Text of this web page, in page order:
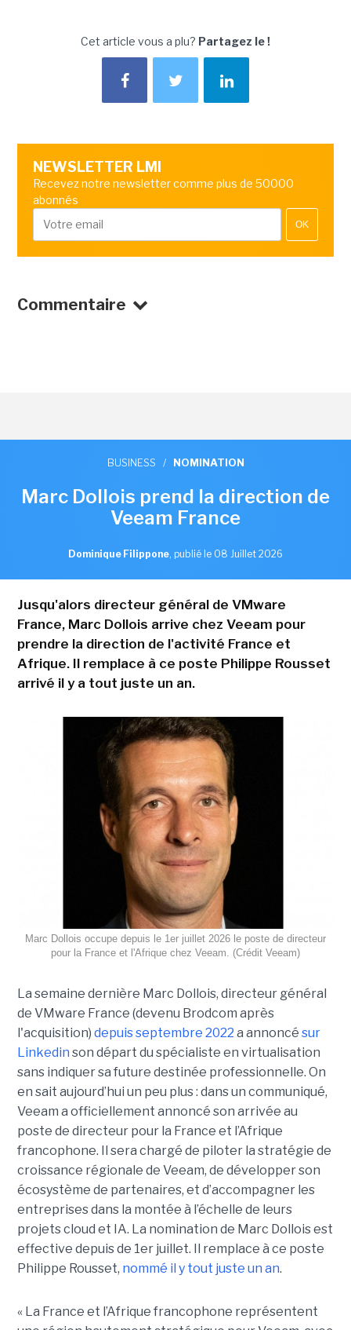
Cet article vous a plu? Partagez le !
NEWSLETTER LMI
Recevez notre newsletter comme plus de 50000
abonnés
OK
Commentaire
BUSINESS / NOMINATION
Marc Dollois prend la direction de
Veeam France
Dominique Filippone, publié le 08 Juillet 2026
Jusqu'alors directeur général de VMware
France, Marc Dollois arrive chez Veeam pour
prendre la direction de l'activité France et
Afrique. Il remplace à ce poste Philippe Rousset
arrivé il y a tout juste un an.
Marc Dollois occupe depuis le 1er juillet 2026 le poste de directeur
pour la France et l'Afrique chez Veeam. (Crédit Veeam)
La semaine dernière Marc Dollois, directeur général
de VMware France (devenu Brodcom après
l'acquisition) depuis septembre 2022 a annoncé sur
Linkedin son départ du spécialiste en virtualisation
sans indiquer sa future destinée professionnelle. On
en sait aujourd’hui un peu plus : dans un communiqué,
Veeam a officiellement annoncé son arrivée au
poste de directeur pour la France et l’Afrique
francophone. Il sera chargé de piloter la stratégie de
croissance régionale de Veeam, de développer son
écosystème de partenaires, et d’accompagner les
entreprises dans la montée à l’échelle de leurs
projets cloud et IA. La nomination de Marc Dollois est
effective depuis de 1er juillet. Il remplace à ce poste
Philippe Rousset, nommé il y tout juste un an.
« La France et l’Afrique francophone représentent